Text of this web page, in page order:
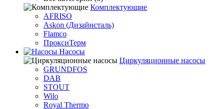
Комплектующие
AFRISO
Askon (Дизайнсталь)
Flamco
ПроксиТерм
Насосы
Циркуляционные насосы
GRUNDFOS
DAB
STOUT
Wilo
Royal Thermo